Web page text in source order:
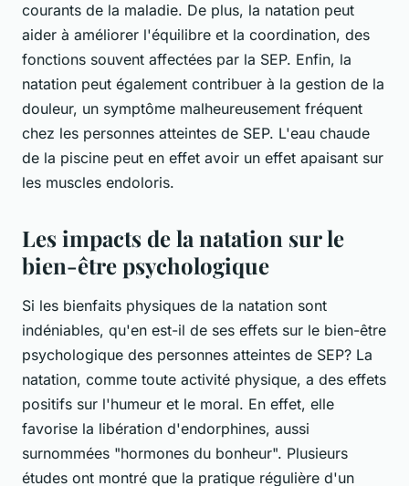
courants de la maladie. De plus, la natation peut
aider à améliorer l'équilibre et la coordination, des
fonctions souvent affectées par la SEP. Enfin, la
natation peut également contribuer à la gestion de la
douleur, un symptôme malheureusement fréquent
chez les personnes atteintes de SEP. L'eau chaude
de la piscine peut en effet avoir un effet apaisant sur
les muscles endoloris.
Les impacts de la natation sur le
bien-être psychologique
Si les bienfaits physiques de la natation sont
indéniables, qu'en est-il de ses effets sur le bien-être
psychologique des personnes atteintes de SEP? La
natation, comme toute activité physique, a des effets
positifs sur l'humeur et le moral. En effet, elle
favorise la libération d'endorphines, aussi
surnommées "hormones du bonheur". Plusieurs
études ont montré que la pratique régulière d'un